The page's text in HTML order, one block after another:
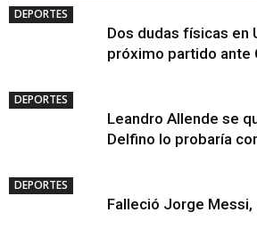
DEPORTES
Dos dudas físicas en
próximo partido ante
DEPORTES
Leandro Allende se
Delfino lo probaría
DEPORTES
Falleció Jorge Messi,